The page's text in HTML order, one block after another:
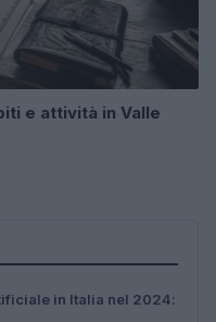
e attività in Valle
in Italia nel 2024: